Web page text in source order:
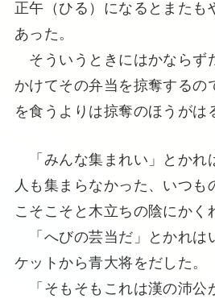
正午（ひる）になるとまたも
あった。
そういうときにはかならず
かけてその弁当を掠奪するの
を食うよりは掠奪のほうがは
「みんな集まれい」とかれ
人も集まらなかった、いつも
こそこそと木立ちの陰にかく
「へびの芸当だ」とかれは
ケットから青大将をだした。
「そもそもこれは漢の沛公